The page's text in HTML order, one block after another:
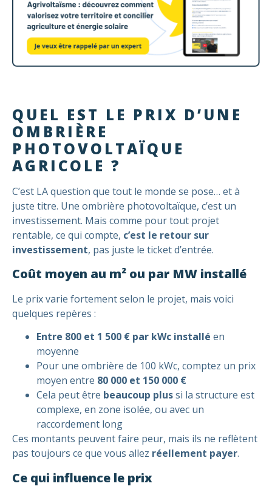
QUEL EST LE PRIX D’UNE
OMBRIÈRE
PHOTOVOLTAÏQUE
AGRICOLE ?
C’est LA question que tout le monde se pose… et à
juste titre. Une ombrière photovoltaïque, c’est un
investissement. Mais comme pour tout projet
rentable, ce qui compte, c’est le retour sur
investissement, pas juste le ticket d’entrée.
Coût moyen au m² ou par MW installé
Le prix varie fortement selon le projet, mais voici
quelques repères :
Entre 800 et 1 500 € par kWc installé en
moyenne
Pour une ombrière de 100 kWc, comptez un prix
moyen entre 80 000 et 150 000 €
Cela peut être beaucoup plussi la structure est
complexe, en zone isolée, ou avec un
raccordement long
Ces montants peuvent faire peur, mais ils ne reflètent
pas toujours ce que vous allez réellement payer.
Ce qui influence le prix